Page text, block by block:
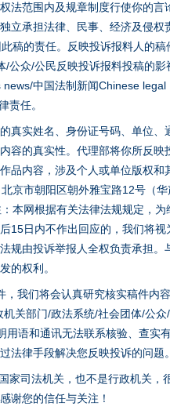
法范围内及规章制度行使你的言
立承担法律、民事、经济及侵权
稿的责任。反映投诉报料人的稿
/公众/公民反映投诉报料投稿的影
中国法制新闻Chinese legal
责任。
真实姓名、身份证号码、单位、
容的真实性。代理部将你所反映
品内容，涉及个人或单位版权和
京市朝阳区朝外雅宝路12号（华
本网根据有关法律法规规定，为
15日内不作出回应的，我们将视
规由投诉举报人全权负责承担。
的权利。
我们将会认真研究核实稿件内
关部门/政法系统/社会团体/公众
用语和通讯无法联系核验、查实
法律手段解决您反映投诉的问题。
家司法机关，也不是行政机关，
谢您的信任与关注！